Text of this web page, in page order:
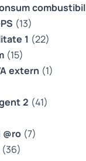
combustibil
(13)
1 (22)
(15)
extern (1)
2 (41)
(7)
(36)